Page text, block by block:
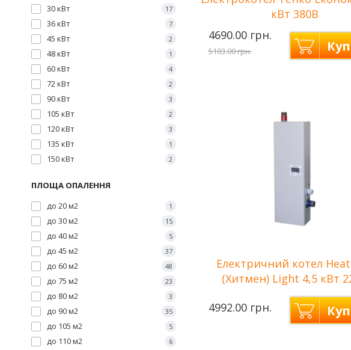
30 кВт 17
36 кВт 7
45 кВт 2
48 кВт 1
60 кВт 4
72 кВт 2
90 кВт 3
105 кВт 2
120 кВт 3
135 кВт 1
150 кВт 2
ПЛОЩА ОПАЛЕННЯ
до 20 м2
1
до 30 м2 15
до 40 м2 5
до 45 м2 37
до 60 м2 48
до 75 м2 23
до 80 м2 3
до 90 м2 35
до 105 м2 5
до 110 м2 6
кВт 380В
4690.00 грн.
5103.00 грн.
3
Електричний котел
(Хитмен) Light 4,5 кВт
4992.00 грн.